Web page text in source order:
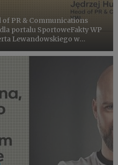
of PR & Communications
portalu SportoweFakty WP
Lewandowskiego w
z oceną Jędrzeja Hugo-